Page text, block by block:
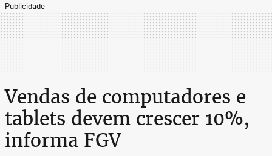
Publicidade
Vendas de computadores e
tablets devem crescer 10%,
informa FGV